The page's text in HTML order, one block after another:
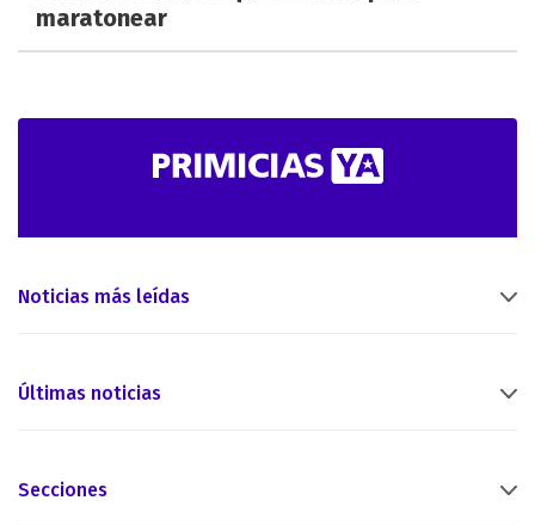
maratonear
Noticias más leídas
Últimas noticias
Secciones